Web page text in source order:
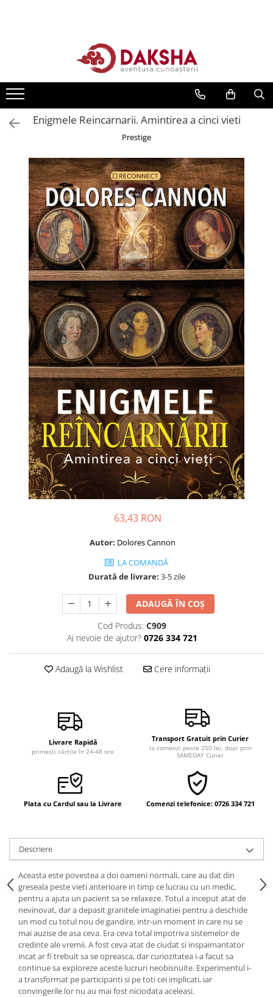
Seria Radu Cinamar
Seria Anton Parks
Seria David Icke
Dezvăluiri
Spiritualitate
Extratereștrii
Transformare spirituală
Psihologie
Dezvoltare personală
Astrologie
Știință
Seria Montauk
Mistere
Seria Chico Xavier
Seria Helena Blavatsky
Oracole
Sănătate
Umor
Ficțiune
Viata după moarte
Non-dualitate
Relații de cuplu
Psihologie practică
Sexualitate
Lumea îngerilor
Vindecare spirituală
Supă de pui pentru suflet
Oracol
Spiritualitate şi ştiinţă
Fără categorie
Cunoaștere
Enigmele Reincarnarii. Amintirea a cinci vieti
Prestige
63,43 RON
Autor: Dolores Cannon
LA COMANDĂ
Durată de livrare: 3-5 zile
ADAUGĂ ÎN COȘ
Cod Produs: C909
Ai nevoie de ajutor? 0726 334 721
Adaugă la Wishlist Cere informații
Livrare Rapidă
primești cărțile în 24-48 ore
Transport Gratuit prin Curier
la comenzi peste 250 lei, doar prin
SAMEDAY Curier
Plata cu Cardul sau la Livrare Comenzi telefonice: 0726 334 721
Descriere
Aceasta este povestea a doi oameni normali, care au dat din
greseala peste vieti anterioare in timp ce lucrau cu un medic,
pentru a ajuta un pacient sa se relaxeze. Totul a inceput atat de
nevinovat, dar a depasit granitele imaginatiei pentru a deschide
un mod cu totul nou de gandire, intr-un moment in care nu se
mai auzise de asa ceva. Era ceva total impotriva sistemelor de
credinte ale vremii. A fost ceva atat de ciudat si inspaimantator
incat ar fi trebuit sa se opreasca, dar curiozitatea i-a facut sa
continue sa exploreze aceste lucruri neobisnuite. Experimentul i-
a transformat pe participanti si pe toti cei implicati, iar
convingerile lor nu au mai fost niciodata aceleasi.